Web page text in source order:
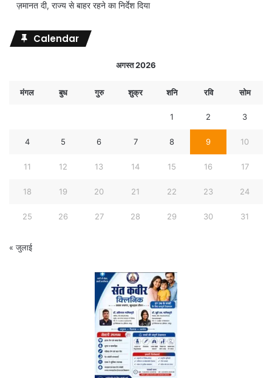
ज़मानत दी, राज्य से बाहर रहने का निर्देश दिया
Calendar
अगस्त 2026
मंगल बुध गुरु शुक्र शनि रवि सोम
1 2 3
4 5 6 7 8 9 10
11 12 13 14 15 16 17
18 19 20 21 22 23 24
25 26 27 28 29 30 31
« जुलाई